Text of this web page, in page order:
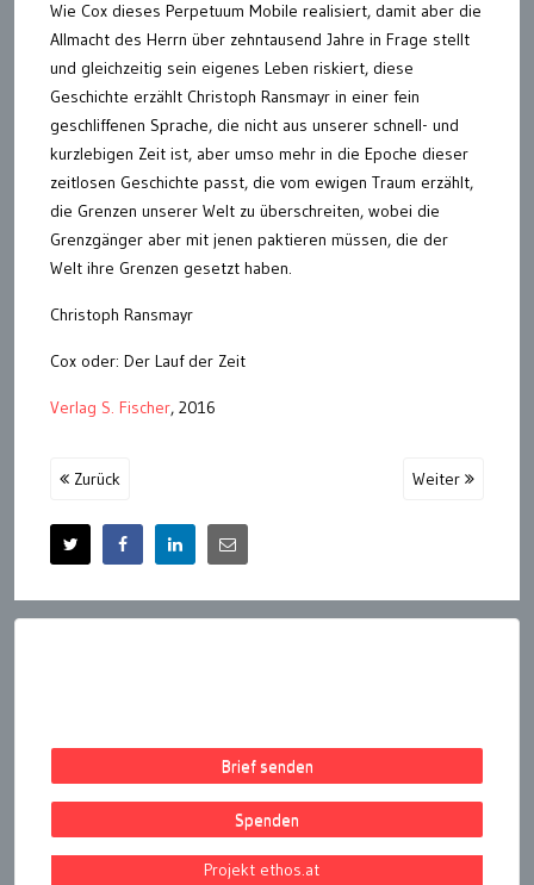
Wie Cox dieses Perpetuum Mobile realisiert, damit aber die
Allmacht des Herrn über zehntausend Jahre in Frage stellt
und gleichzeitig sein eigenes Leben riskiert, diese
Geschichte erzählt Christoph Ransmayr in einer fein
geschliffenen Sprache, die nicht aus unserer schnell- und
kurzlebigen Zeit ist, aber umso mehr in die Epoche dieser
zeitlosen Geschichte passt, die vom ewigen Traum erzählt,
die Grenzen unserer Welt zu überschreiten, wobei die
Grenzgänger aber mit jenen paktieren müssen, die der
Welt ihre Grenzen gesetzt haben.
Christoph Ransmayr
Cox oder: Der Lauf der Zeit
Verlag S. Fischer, 2016
Zurück Weiter
Brief senden
Spenden
Projekt ethos.at